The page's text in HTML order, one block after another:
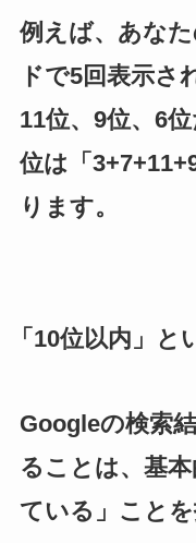
例えば、あな
ドで5回表示さ
11位、9位、6
位は「
ります。
「10位以内」
Googleの検索
ることは、基
ている」ことを